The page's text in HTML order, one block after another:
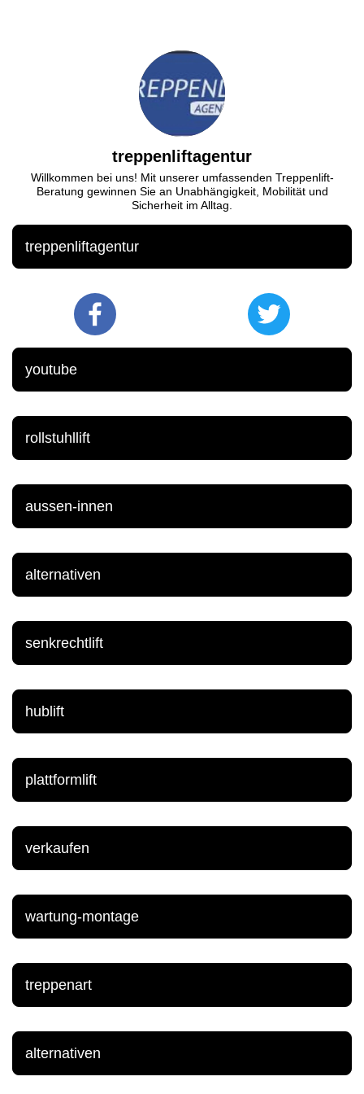
treppenliftagentur
Willkommen bei uns! Mit unserer umfassenden Treppenlift-
Beratung gewinnen Sie an Unabhängigkeit, Mobilität und
Sicherheit im Alltag.
treppenliftagentur
youtube
rollstuhllift
aussen-innen
alternativen
senkrechtlift
hublift
plattformlift
verkaufen
wartung-montage
treppenart
alternativen